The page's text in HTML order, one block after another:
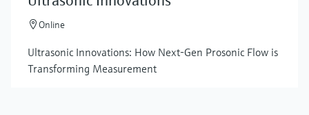
Online
Ultrasonic Innovations: How Next-Gen Prosonic Flow is
Transforming Measurement